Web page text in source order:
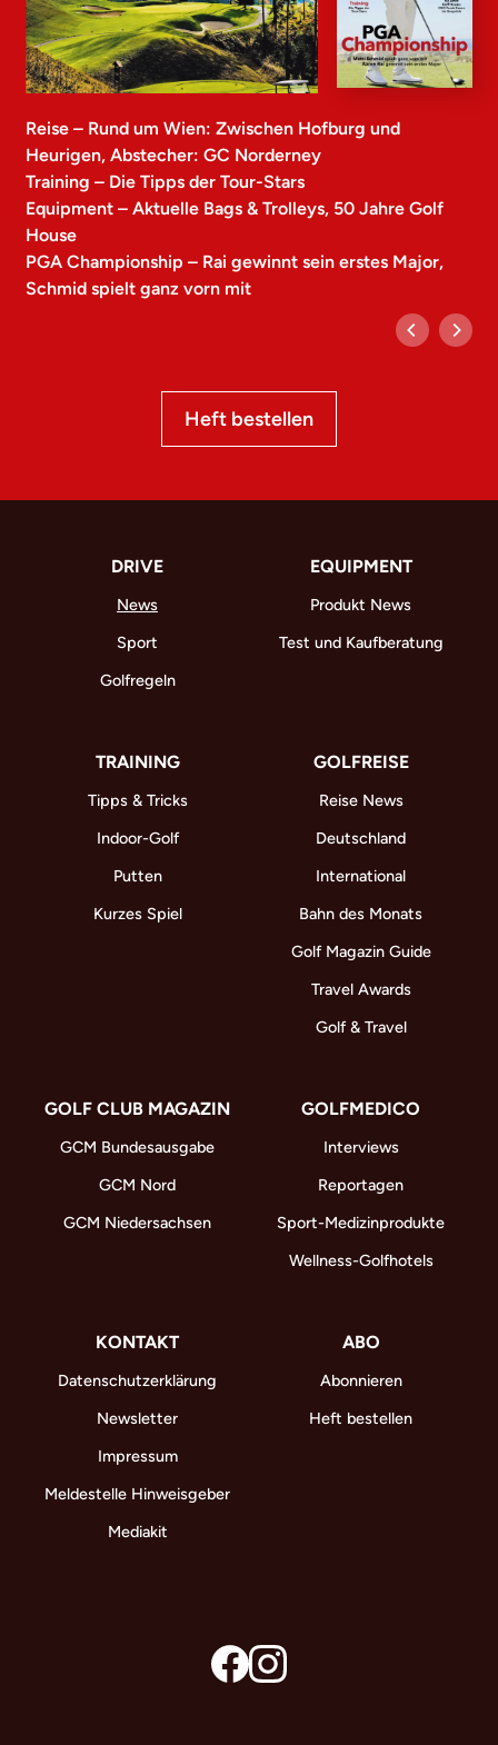
Reise – Rund um Wien: Zwischen Hofburg und
Heurigen, Abstecher: GC Norderney
Training – Die Tipps der Tour-Stars
Equipment – Aktuelle Bags & Trolleys, 50 Jahre Golf
House
PGA Championship – Rai gewinnt sein erstes Major,
Schmid spielt ganz vorn mit
Heft bestellen
DRIVE
News
Sport
Golfregeln
EQUIPMENT
Produkt News
Test und Kaufberatung
TRAINING
Tipps & Tricks
Indoor-Golf
Putten
Kurzes Spiel
GOLFREISE
Reise News
Deutschland
International
Bahn des Monats
Golf Magazin Guide
Travel Awards
Golf & Travel
GOLF CLUB MAGAZIN
GCM Bundesausgabe
GCM Nord
GCM Niedersachsen
GOLFMEDICO
Interviews
Reportagen
Sport-Medizinprodukte
Wellness-Golfhotels
KONTAKT
Datenschutzerklärung
Newsletter
Impressum
Meldestelle Hinweisgeber
Mediakit
ABO
Abonnieren
Heft bestellen